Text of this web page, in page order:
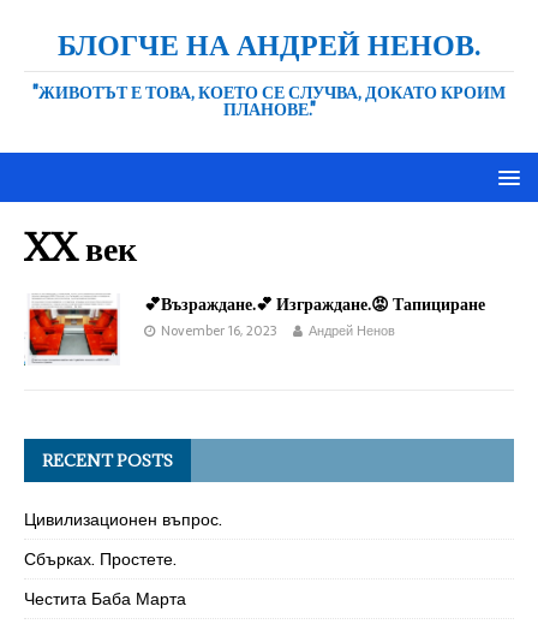
БЛОГЧЕ НА АНДРЕЙ НЕНОВ.
"ЖИВОТЪТ Е ТОВА, КОЕТО СЕ СЛУЧВА, ДОКАТО КРОИМ
ПЛАНОВЕ."
XX век
💕Възраждане.💕 Изграждане.😡 Тапициране
November 16, 2023 Андрей Ненов
RECENT POSTS
Цивилизационен въпрос.
Сбърках. Простете.
Честита Баба Марта